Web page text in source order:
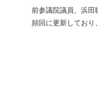
前参議院議員、浜田
頻回に更新しており